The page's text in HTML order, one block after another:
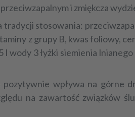
i zmiękcza
tradycji stosowania:
z grupy B, kwas foliowy,
wody 3 łyżki siemienia
wpływa na górne
na zawartość związków